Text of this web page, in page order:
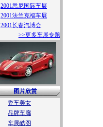
2001悉尼国际车展
2001法兰克福车展
2001长春汽博会
>>更多车展专题
图片欣赏
香车美女
品牌车廊
车展酷图